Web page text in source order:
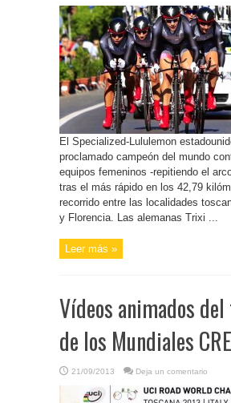
El Specialized-Lululemon
proclamado campeón del mundo
equipos femeninos -repitiendo el
tras el más rápido en los 42,79
recorrido entre las localidades
y Florencia. Las alemanas Trixi ...
Leer más »
Vídeos animados
de los Mundiales CRE
21/09/2013 Deja un comentario